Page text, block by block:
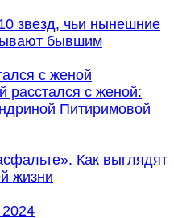
звезд, чьи нынешние
бывшим
расстался с женой:
Питиримовой
Как выглядят
жизни